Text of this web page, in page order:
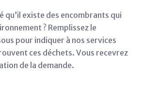
qu’il existe des encombrants qui
? Remplissez le
pour indiquer à nos services
ces déchets. Vous recevrez
de la demande.